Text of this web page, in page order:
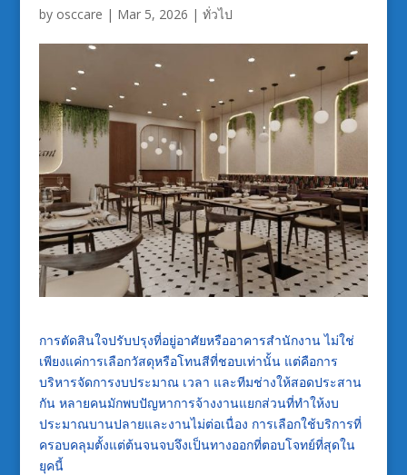
by osccare | Mar 5, 2026 | ทั่วไป
การตัดสินใจปรับปรุงที่อยู่อาศัยหรืออาคารสำนักงาน ไม่ใช่
เพียงแค่การเลือกวัสดุหรือโทนสีที่ชอบเท่านั้น แต่คือการ
บริหารจัดการงบประมาณ เวลา และทีมช่างให้สอดประสาน
กัน หลายคนมักพบปัญหาการจ้างงานแยกส่วนที่ทำให้งบ
ประมาณบานปลายและงานไม่ต่อเนื่อง การเลือกใช้บริการที่
ครอบคลุมตั้งแต่ต้นจนจบจึงเป็นทางออกที่ตอบโจทย์ที่สุดใน
ยุคนี้